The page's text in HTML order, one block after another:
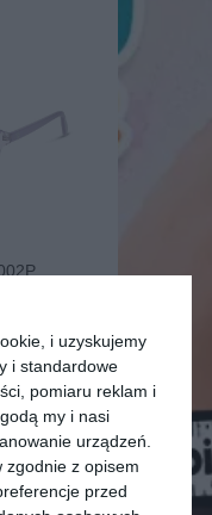
i uzyskujemy
i standardowe
pomiaru reklam i
my i nasi
urządzeń.
zgodnie z opisem
przed